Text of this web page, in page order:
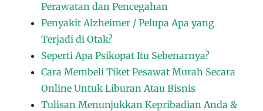
Perawatan dan Pencegahan
Penyakit Alzheimer / Pelupa Apa yang
Terjadi di Otak?
Seperti Apa Psikopat Itu Sebenarnya?
Cara Membeli Tiket Pesawat Murah Secara
Online Untuk Liburan Atau Bisnis
Tulisan Menunjukkan Kepribadian Anda &